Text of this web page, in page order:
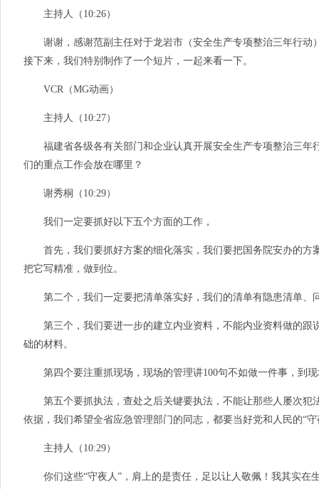
主持人（10:26）
谢谢，感谢范副主任对于龙岩市（安全生产专项整治三年行动
接下来，我们特别制作了一个短片，一起来看一下。
VCR（MG动画）
主持人（10:27）
福建省各级各有关部门和企业认真开展安全生产专项整治三年
们的重点工作会放在哪里？
谢秀桐（10:29）
我们一定要抓好以下五个方面的工作，
首先，我们要抓好方案的细化落实，我们要把国务院安办的方
把它写精准，做到位。
第二个，我们一定要把清单落实好，我们的清单有隐患清单、
第三个，我们要进一步的建立内业资料，不能内业资料做的跟
础的材料。
第四个要注重抓现场，现场的管理讲100句不如做一件事，到
第五个要抓执法，查处之后关键要执法，不能让那些人屡次犯
依据，我们希望全省应急管理部门的同志，都要当好党和人民的“
主持人（10:29）
你们这些“守夜人”，肩上的是责任，足以让人敬佩！我其实在